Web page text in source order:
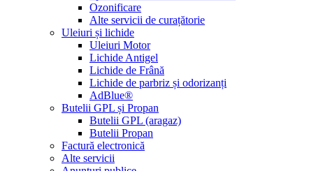
Ozonificare
Alte servicii de curațătorie
Uleiuri și lichide
Uleiuri Motor
Lichide Antigel
Lichide de Frână
Lichide de parbriz și odorizanți
AdBlue®
Butelii GPL și Propan
Butelii GPL (aragaz)
Butelii Propan
Factură electronică
Alte servicii